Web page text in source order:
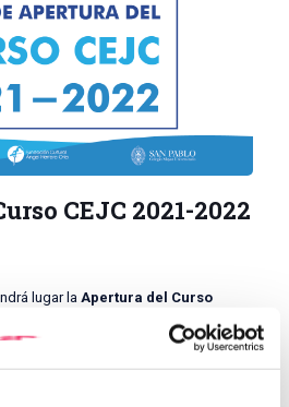
CEJC 2021-2022
lugar la Apertura del Curso
de actos del Colegio Mayor